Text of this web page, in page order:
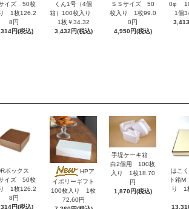
イズ 50枚
1枚126.2
8円
円(税込)
くん1号（4個
箱）100枚入り
1枚￥34.32
3,432円(税込)
ＳＳサイズ 50
枚入り 1枚99.0
0円
4,950円(税込)
0φ
1個
ボックス
イズ 50枚
1枚126.2
8円
円(税込)
HPア
イボリーギフト
100枚入り 1枚
72.60円
手堤ケーキ箱
白2個用 100枚
入り 1枚18.70
円
1,870円(税込)
はこ
ト箱
り 1